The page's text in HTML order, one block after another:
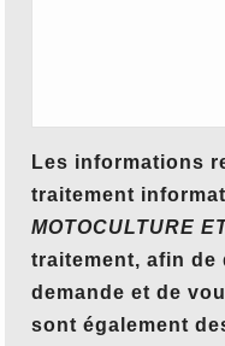
Les informations
traitement
MOTOCULTURE
traitement, afin de
demande et de
sont également